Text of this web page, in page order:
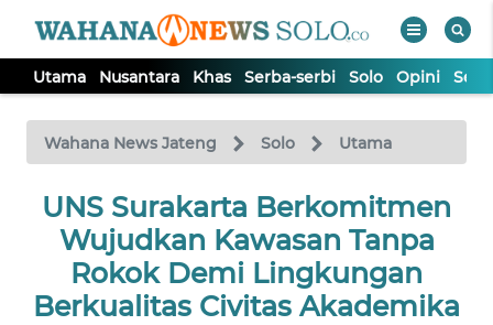
Utama Nusantara Khas Serba-serbi Solo Opini
Wahana News Jateng Solo Utama
UNS Surakarta Berkomitmen
Wujudkan Kawasan Tanpa
Rokok Demi Lingkungan
Berkualitas Civitas Akademika
TV
Tutup
UTAMA
NUSANTARA